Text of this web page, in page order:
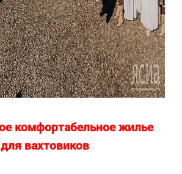
комфортабельное жилье
для вахтовиков